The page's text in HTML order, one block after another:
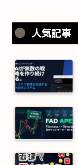
人気記事